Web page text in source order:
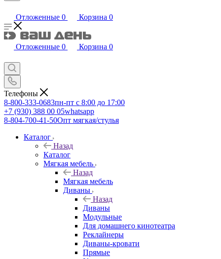
Отложенные 0 Корзина 0
Отложенные 0 Корзина 0
Телефоны
8-800-333-0683пн-пт с 8:00 до 17:00
+7 (930) 388 00 05whatsapp
8-804-700-41-50Опт мягкая/стулья
Каталог
Назад
Каталог
Мягкая мебель
Назад
Мягкая мебель
Диваны
Назад
Диваны
Модульные
Для домашнего кинотеатра
Реклайнеры
Диваны-кровати
Прямые